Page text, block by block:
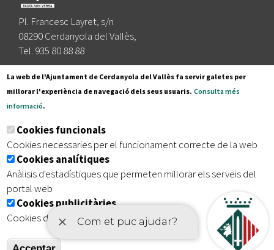
Pl. Francesc Layret, s/n
08290 Cerdanyola del Vallès,
Tel. 935 80 88 88
Segueix-nos a:
Subscriu-te al nostre butlletí
Inici | Avís legal | Protecció de dades
| Accessibilitat
La web de l'Ajuntament de Cerdanyola del Vallès fa servir galetes per
millorar l'experiència de navegació dels seus usuaris. Consulta més
informació.
Cookies funcionals
Cookies necessaries per el funcionament correcte de la web
Cookies analítiques
Anàlisis d'estadístiques que permeten millorar els serveis del
portal web
Cookies publicitàries
Cookies de tercers amb finalitat publicitària